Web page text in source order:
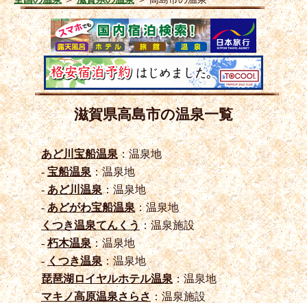
滋賀県高島市の温泉一覧
あど川宝船温泉：温泉地
-宝船温泉：温泉地
-あど川温泉：温泉地
-あどがわ宝船温泉：温泉地
くつき温泉てんくう：温泉施設
-朽木温泉：温泉地
-くつき温泉：温泉地
琵琶湖ロイヤルホテル温泉：温泉地
マキノ高原温泉さらさ：温泉施設